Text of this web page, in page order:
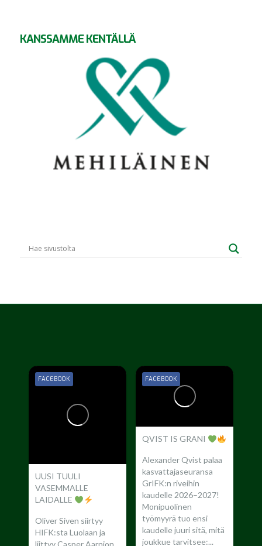
KANSSAMME KENTÄLLÄ
UUSI TUULI
VASEMMALLE
LAIDALLE
Oliver Siven siirtyy
HIFK:sta Luolaan ja
FACEBOOK
QVIST IS GRANI
Alexander Qvist palaa
kasvattajaseuransa
GrIFK:n riveihin
kaudelle 2026–2027!
Monipuolinen
työmyyrä tuo ensi
kaudelle juuri sitä, mitä
joukkue tarvitsee:...
FACEBOOK